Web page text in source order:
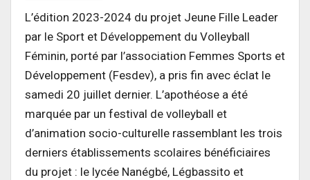
L’édition 2023-2024 du projet Jeune Fille Leader
par le Sport et Développement du Volleyball
Féminin, porté par l’association Femmes Sports et
Développement (Fesdev), a pris fin avec éclat le
samedi 20 juillet dernier. L’apothéose a été
marquée par un festival de volleyball et
d’animation socio-culturelle rassemblant les trois
derniers établissements scolaires bénéficiaires
du projet : le lycée Nanégbé, Légbassito et